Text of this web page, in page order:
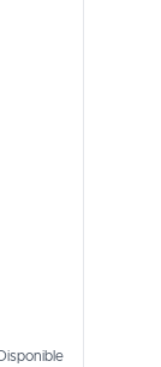
Disponible